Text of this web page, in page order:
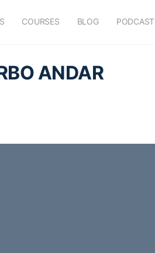
COURSES BLOG PODCAST
ANDAR